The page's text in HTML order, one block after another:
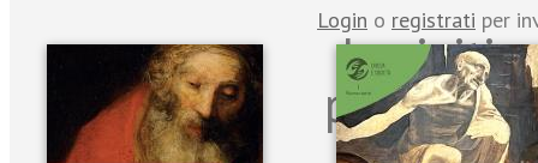
Login o registrati per
Iscriviti
per